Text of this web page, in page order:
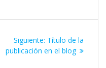
Siguiente: Siguiente
entrada:
Título de la
publicación en el blog